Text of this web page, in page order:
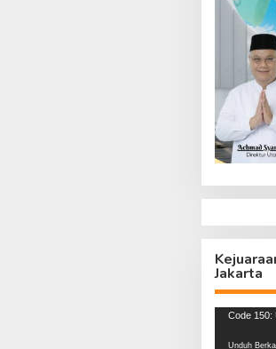
Jakarta
Pemutar
Code 150:
Unduh